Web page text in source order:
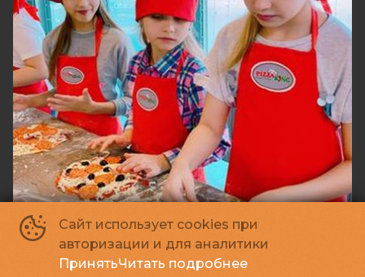
Сайт использует cookies при
авторизации и для аналитики
ПринятьЧитать подробнее